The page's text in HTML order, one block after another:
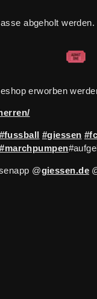
abgeholt werden.
erworben
#fussball #giessen
#marchpumpen
@giessen.de